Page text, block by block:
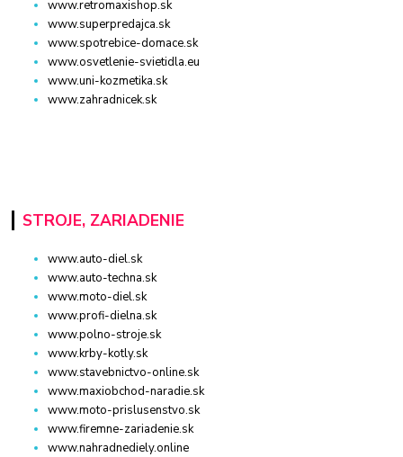
www.retromaxishop.sk
www.superpredajca.sk
www.spotrebice-domace.sk
www.osvetlenie-svietidla.eu
www.uni-kozmetika.sk
www.zahradnicek.sk
STROJE, ZARIADENIE
www.auto-diel.sk
www.auto-techna.sk
www.moto-diel.sk
www.profi-dielna.sk
www.polno-stroje.sk
www.krby-kotly.sk
www.stavebnictvo-online.sk
www.maxiobchod-naradie.sk
www.moto-prislusenstvo.sk
www.firemne-zariadenie.sk
www.nahradnediely.online